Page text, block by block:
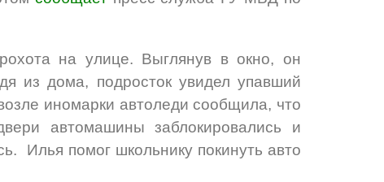
на улице. Выглянув в окно, он
из дома, подросток увидел упавший
иномарки автоледи сообщила, что
автомашины заблокировались и
Илья помог школьнику покинуть авто